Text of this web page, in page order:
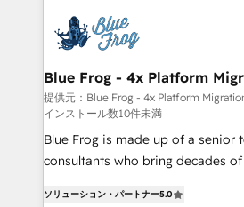
get more from your investment in
www.bbdboom.com
Implementation partner, we
drive your business forward. Since 2015 we are fully
dedicated to HubSpot and with
team (50+), we work with
B2B sectors such as
business services. We prepare a
business case that demonstrates
detailed financial rationale with a
Blue Frog - 4x Platform
Winner
提供元：Blue Frog - 4x Platform
インストール数10件未満
Blue Frog is made up of a senior
consultants who bring decades of
Frog is a top, trusted partner in
ソリューション・パートナー5.0